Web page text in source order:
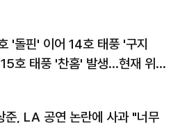
'돌핀' 이어 14호 태풍 '구지
호 태풍 '찬홈' 발생…현재 위
준, LA 공연 논란에 사과 "너무